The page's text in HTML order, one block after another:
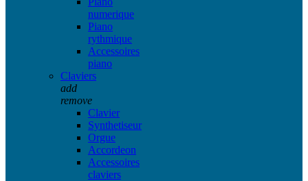
numerique
Piano
rythmique
Accessoires
piano
Claviers
add
remove
Clavier
Synthetiseur
Orgue
Accordeon
Accessoires
claviers